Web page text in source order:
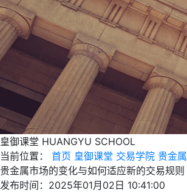
皇御课堂 HUANGYU SCHOOL
当前位置：
首页 皇御课堂 交易学院 贵金属
贵金属市场的变化与如何适应新的交易规则
发布时间：2025年01月02日 10:41:00